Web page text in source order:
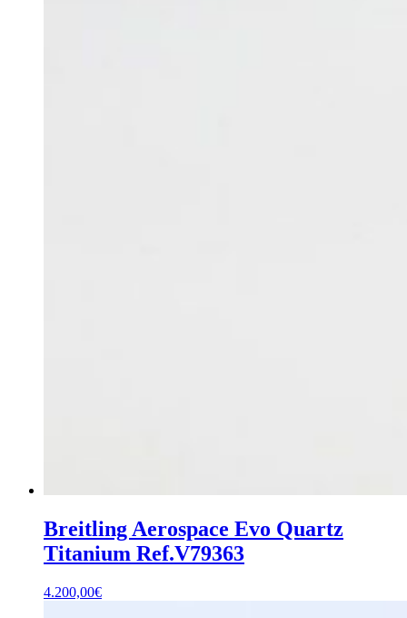
Breitling Aerospace Evo Quartz
Titanium Ref.V79363
4.200,00€